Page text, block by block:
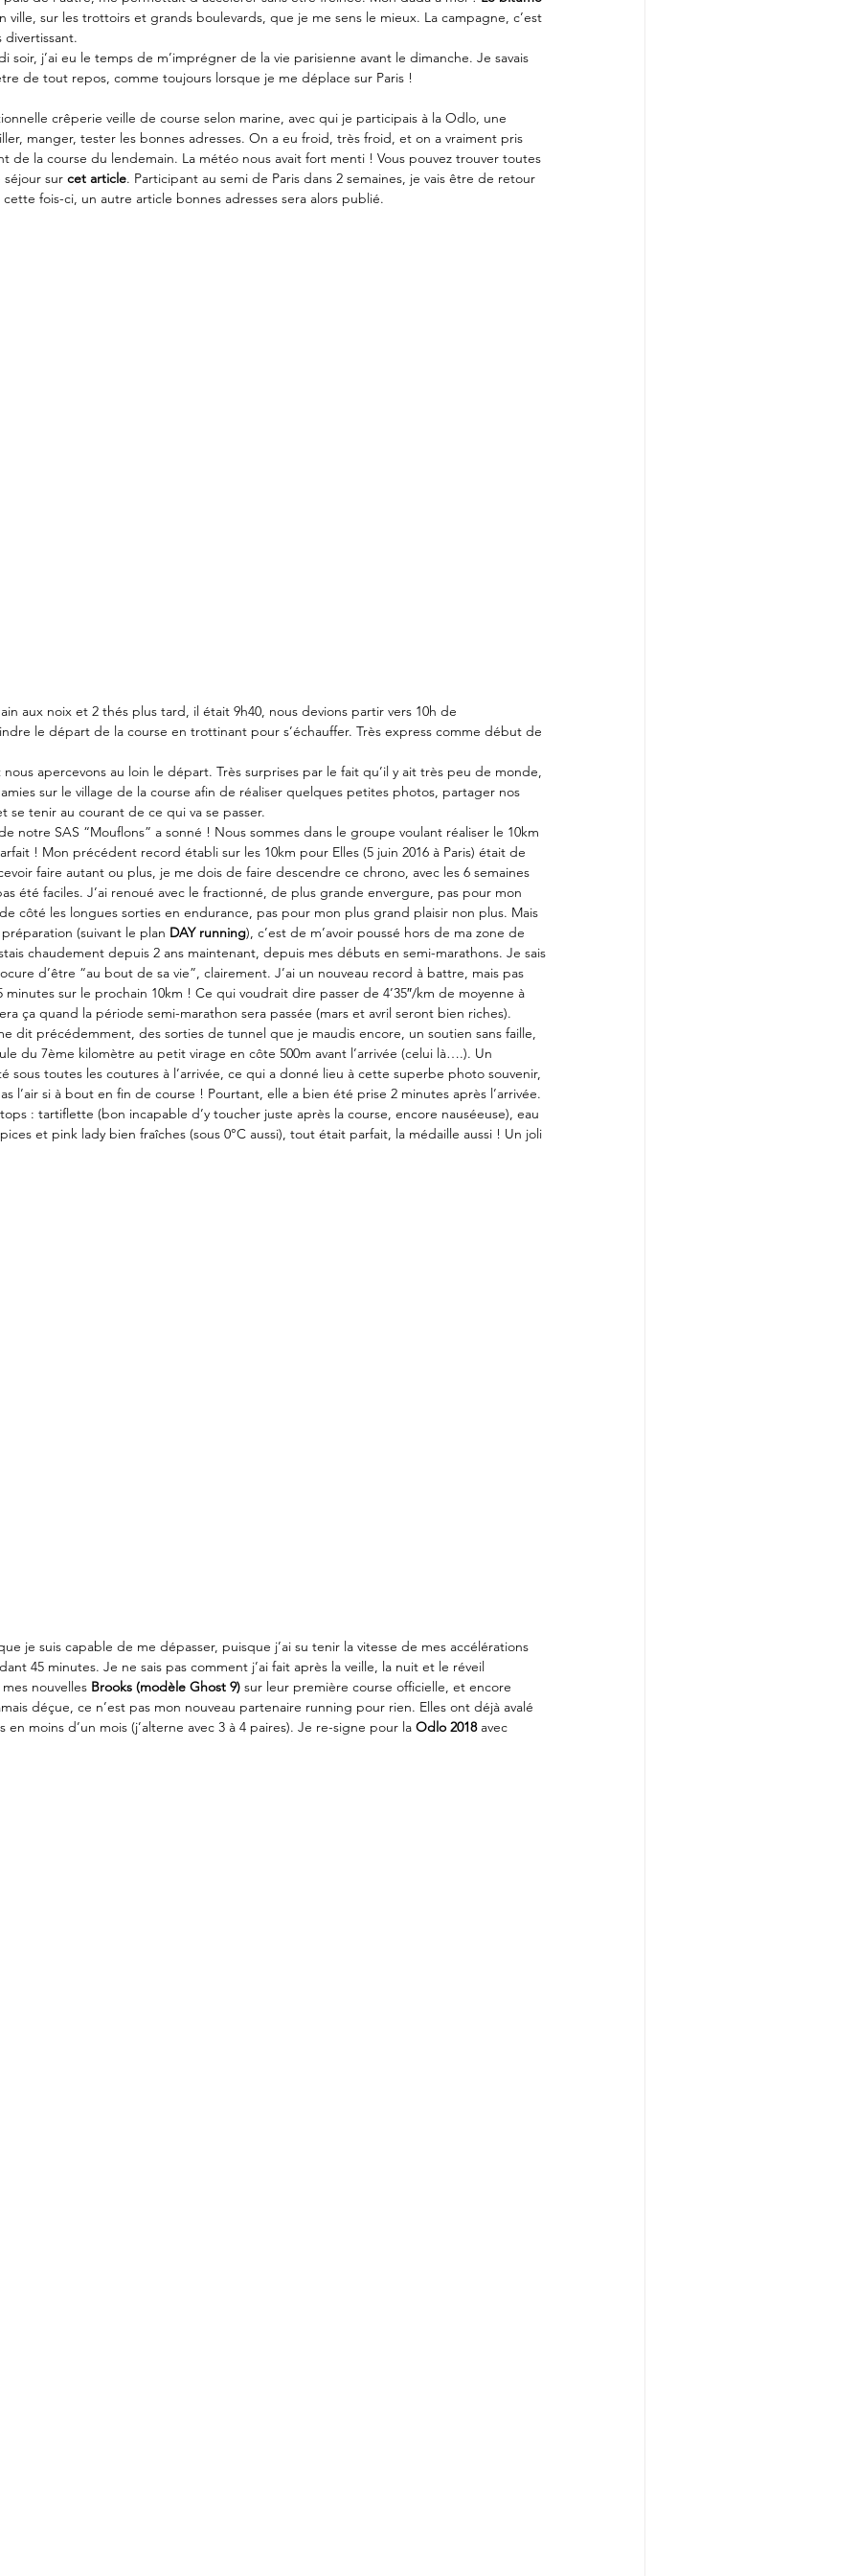
ville, sur les trottoirs et grands boulevards, que je me sens le mieux. La campagne, c’est
divertissant.
soir, j’ai eu le temps de m’imprégner de la vie parisienne avant le dimanche. Je savais
de tout repos, comme toujours lorsque je me déplace sur Paris !
crêperie veille de course selon marine, avec qui je participais à la Odlo, une
manger, tester les bonnes adresses. On a eu froid, très froid, et on a vraiment pris
de la course du lendemain. La météo nous avait fort menti ! Vous pouvez trouver toutes
séjour sur cet article. Participant au semi de Paris dans 2 semaines, je vais être de retour
fois-ci, un autre article bonnes adresses sera alors publié.
aux noix et 2 thés plus tard, il était 9h40, nous devions partir vers 10h de
le départ de la course en trottinant pour s’échauffer. Très express comme début de
apercevons au loin le départ. Très surprises par le fait qu’il y ait très peu de monde,
sur le village de la course afin de réaliser quelques petites photos, partager nos
se tenir au courant de ce qui va se passer.
notre SAS “Mouflons” a sonné ! Nous sommes dans le groupe voulant réaliser le 10km
! Mon précédent record établi sur les 10km pour Elles (5 juin 2016 à Paris) était de
faire autant ou plus, je me dois de faire descendre ce chrono, avec les 6 semaines
été faciles. J’ai renoué avec le fractionné, de plus grande envergure, pas pour mon
côté les longues sorties en endurance, pas pour mon plus grand plaisir non plus. Mais
(suivant le plan DAY running), c’est de m’avoir poussé hors de ma zone de
chaudement depuis 2 ans maintenant, depuis mes débuts en semi-marathons. Je sais
d’être “au bout de sa vie”, clairement. J’ai un nouveau record à battre, mais pas
sur le prochain 10km ! Ce qui voudrait dire passer de 4’35″/km de moyenne à
ça quand la période semi-marathon sera passée (mars et avril seront bien riches).
dit précédemment, des sorties de tunnel que je maudis encore, un soutien sans faille,
du 7ème kilomètre au petit virage en côte 500m avant l’arrivée (celui là….). Un
sous toutes les coutures à l’arrivée, ce qui a donné lieu à cette superbe photo souvenir,
l’air si à bout en fin de course ! Pourtant, elle a bien été prise 2 minutes après l’arrivée.
: tartiflette (bon incapable d’y toucher juste après la course, encore nauséeuse), eau
et pink lady bien fraîches (sous 0°C aussi), tout était parfait, la médaille aussi ! Un joli
je suis capable de me dépasser, puisque j’ai su tenir la vitesse de mes accélérations
45 minutes. Je ne sais pas comment j’ai fait après la veille, la nuit et le réveil
nouvelles Brooks (modèle Ghost 9) sur leur première course officielle, et encore
déçue, ce n’est pas mon nouveau partenaire running pour rien. Elles ont déjà avalé
moins d’un mois (j’alterne avec 3 à 4 paires). Je re-signe pour la Odlo 2018 avec